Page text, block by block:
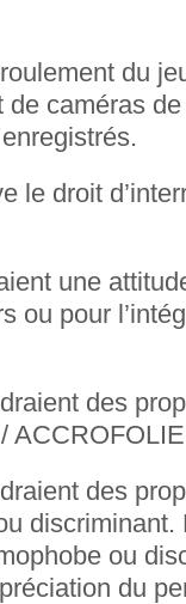
du
caméras
le droit
une
ou pour
des
des
discriminant.
ou
du